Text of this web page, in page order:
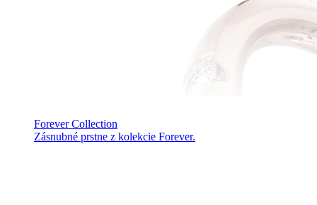
Forever Collection
Zásnubné prstne z kolekcie Forever.